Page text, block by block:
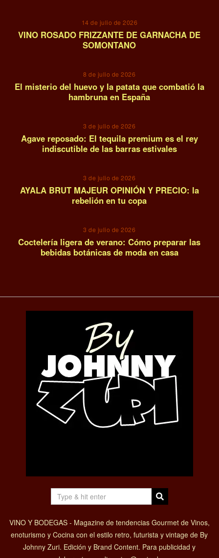
14 de julio de 2026
VINO ROSADO FRIZZANTE DE GARNACHA DE
SOMONTANO
8 de julio de 2026
El misterio del huevo y la patata que combatió la
hambruna en España
3 de julio de 2026
Agave reposado: El tequila premium es el rey
indiscutible de las barras estivales
3 de julio de 2026
AYALA BRUT MAJEUR OPINIÓN Y PRECIO: la
rebelión en tu copa
3 de julio de 2026
Coctelería ligera de verano: Cómo preparar las
bebidas botánicas de moda en casa
VINO Y BODEGAS - Magazine de tendencias Gourmet de Vinos,
enoturismo y Cocina con el estilo retro, futurista y vintage de By
Johnny Zuri. Edición y Brand Content. Para publicidad y